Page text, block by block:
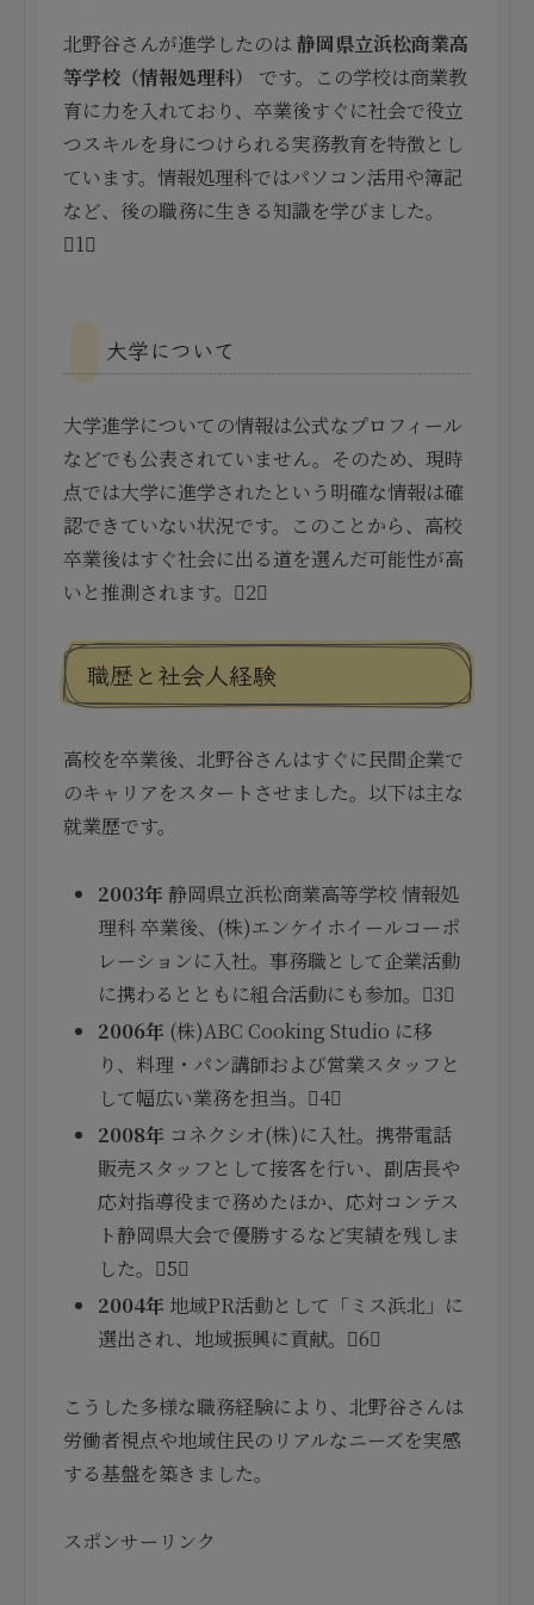
北野谷さんが進学したのは静岡県立浜松商業高
等学校（情報処理科）
です。この学校は商業教
育に力を入れており、卒業後すぐに社会で役立
つスキルを身につけられる実務教育を特徴とし
ています。情報処理科ではパソコン活用や簿記
など、後の職務に生きる知識を学びました。
1
大学について
大学進学についての情報は公式なプロフィール
などでも公表されていません。そのため、現時
点では大学に進学されたという明確な情報は確
認できていない状況です。このことから、高校
卒業後はすぐ社会に出る道を選んだ可能性が高
いと推測されます。2
職歴と社会人経験
高校を卒業後、北野谷さんはすぐに民間企業で
のキャリアをスタートさせました。以下は主な
就業歴です。
2003年 静岡県立浜松商業高等学校 情報処
理科 卒業後、(株)エンケイホイールコーポ
レーションに入社。事務職として企業活動
に携わるとともに組合活動にも参加。3
2006年 (株)ABC Cooking Studio に移
り、料理・パン講師および営業スタッフと
して幅広い業務を担当。4
2008年 コネクシオ(株)に入社。携帯電話
販売スタッフとして接客を行い、副店長や
応対指導役まで務めたほか、応対コンテス
ト静岡県大会で優勝するなど実績を残しま
した。5
2004年 地域PR活動として「ミス浜北」に
選出され、地域振興に貢献。6
こうした多様な職務経験により、北野谷さんは
労働者視点や地域住民のリアルなニーズを実感
する基盤を築きました。
スポンサーリンク